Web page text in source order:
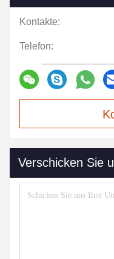
Kontakte:
Telefon:
Verschicken Sie